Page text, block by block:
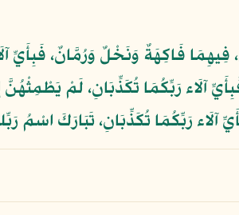
فِيهِمَا فَاكِهَةٌ وَنَخْلٌ وَرُمَّانٌ، فَبِأَيِّ
آلَاء رَبِّكُمَا تُكَذِّبَانِ، لَمْ
رَبِّكُمَا تُكَذِّبَانِ، تَبَارَكَ اسْمُ